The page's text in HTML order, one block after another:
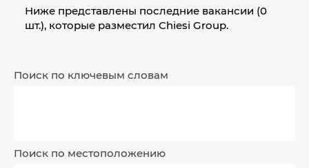
Ниже представлены последние вакансии (0
шт.), которые разместил Chiesi Group.
Поиск по ключевым словам
Поиск по местоположению